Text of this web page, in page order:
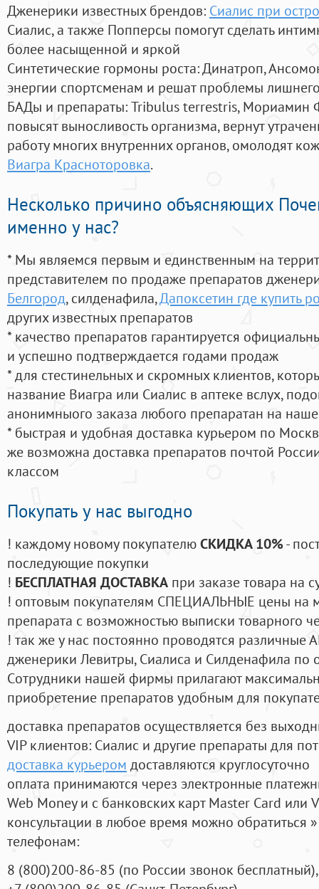
Дженерики известных брендов: Сиалис при
Сиалис, а также Попперсы помогут сделать
более насыщенной и яркой
Синтетические гормоны роста: Динатроп,
энергии спортсменам и решат проблемы
БАДы и препараты:Tribulus terrestris, Мориамин
повысят выносливость организма, вернут
работу многих внутренних органов, омолодят
Виагра Красноторовка.
Несколько причино объясняющих
именно у нас?
* Мы являемся первым и единственным на
представителем по продаже препаратов
Белгород, силденафила,Дапоксетин где купить
других известных препаратов
* качество препаратов гарантируется
и успешно подтверждается годами продаж
* для стестинельных и скромных клиентов,
название Виагра или Сиалис в аптеке вслух,
анонимныого заказа любого препаратан на
* быстрая и удобная доставка курьером по
же возможна доставка препаратов почтой
классом
Покупать у нас выгодно
! каждому новому покупателюСКИДКА 10%-
последующие покупки
! БЕСПЛАТНАЯ ДОСТАВКА при заказе товара на
! оптовым покупателям СПЕЦИАЛЬНЫЕ цены на
препарата с возможностью выписки товарного
! так же у нас постоянно проводятся
дженерики Левитры, Сиалиса и Силденафила по
Cотрудники нашей фирмы прилагают
приобретение препаратов удобным для
доставка препаратов осуществляется без
VIP клиентов: Сиалис и другие препараты для
доставка курьером доставляются круглосуточно
оплата принимаются через электронные
Web Money и с банковских карт Master Card или
консультации в любое время можно обратиться
телефонам:
8 (800)200-86-85 (по России звонок бесплатный),